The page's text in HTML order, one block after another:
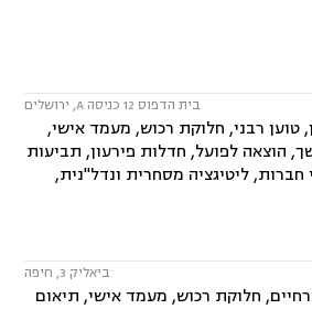
בית הדפוס 12 כניסה A, ירושלים
רבני, חלוקת רכוש, מעמד אישי,
הוצאה לפועל, חדלות פירעון, תביעות
ליטיגציה מסחרית ונדל"נית,
ביאליק 3, חיפה
חלוקת רכוש, מעמד אישי, תיאום